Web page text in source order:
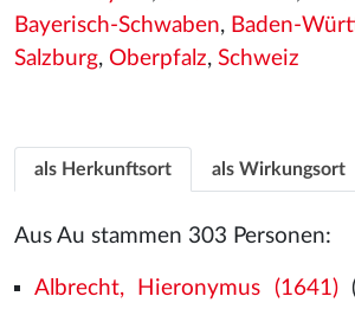
Bayerisch-Schwaben, Baden-
Salzburg, Oberpfalz, Schweiz
als Herkunftsort als Wirkungsort
Aus Au stammen 303 Personen:
Albrecht, Hieronymus (1641)